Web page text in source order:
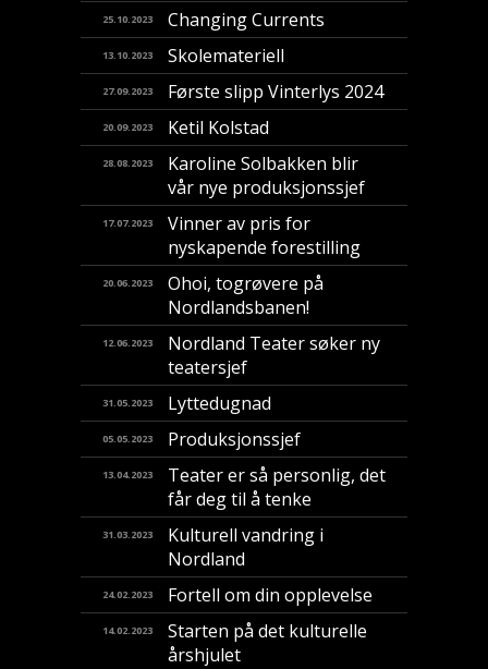
25.10.2023 Changing Currents
13.10.2023 Skolemateriell
27.09.2023 Første slipp Vinterlys 2024
20.09.2023 Ketil Kolstad
28.08.2023
Karoline Solbakken blir
vår nye produksjonssjef
17.07.2023
Vinner av pris for
nyskapende forestilling
20.06.2023
​Ohoi, togrøvere på
Nordlandsbanen!
12.06.2023
Nordland Teater søker ny
teatersjef
31.05.2023 Lyttedugnad
05.05.2023 Produksjonssjef
13.04.2023
Teater er så personlig, det
får deg til å tenke
31.03.2023
Kulturell vandring i
Nordland
24.02.2023 Fortell om din opplevelse
14.02.2023
Starten på det kulturelle
årshjulet